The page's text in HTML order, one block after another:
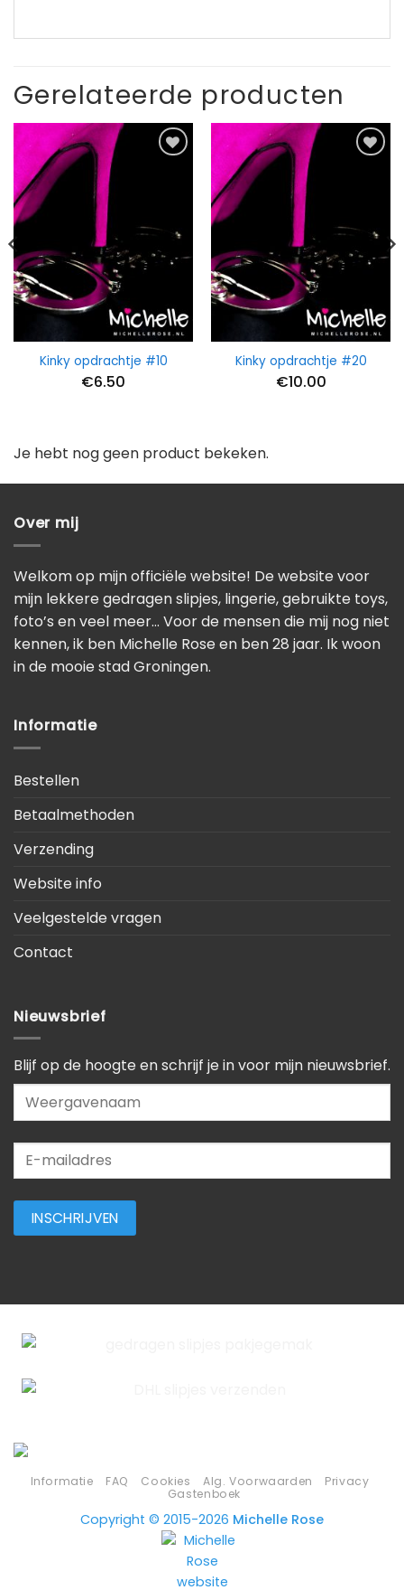
Gerelateerde producten
Kinky opdrachtje #10
€6.50
Kinky opdrachtje #20
€10.00
Je hebt nog geen product bekeken.
Over mij
Welkom op mijn officiële website! De website voor
mijn lekkere gedragen slipjes, lingerie, gebruikte toys,
foto’s en veel meer… Voor de mensen die mij nog niet
kennen, ik ben Michelle Rose en ben 28 jaar. Ik woon
in de mooie stad Groningen.
Informatie
Bestellen
Betaalmethoden
Verzending
Website info
Veelgestelde vragen
Contact
Nieuwsbrief
Blijf op de hoogte en schrijf je in voor mijn nieuwsbrief.
Informatie FAQ Cookies Alg. Voorwaarden
Privacy
Gastenboek
Copyright © 2015-2026 Michelle Rose